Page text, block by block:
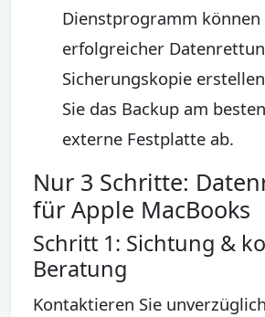
Dienstprogramm können
erfolgreicher
Sicherungskopie
Sie das Backup am
externe Festplatte ab.
Nur 3 Schritte:
für Apple MacBooks
Schritt 1: Sichtung &
Beratung
Kontaktieren Sie